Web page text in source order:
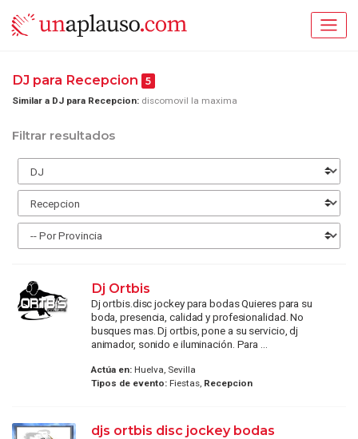
DJ para Recepcion 5
Similar a DJ para Recepcion: discomovil la maxima
Filtrar resultados
Dj Ortbis
Dj ortbis.disc jockey para bodas Quieres para su
boda, presencia, calidad y profesionalidad. No
busques mas. Dj ortbis, pone a su servicio, dj
animador, sonido e iluminación. Para ...
Actúa en:Huelva, Sevilla
Tipos de evento:Fiestas, Recepcion
djs ortbis disc jockey bodas